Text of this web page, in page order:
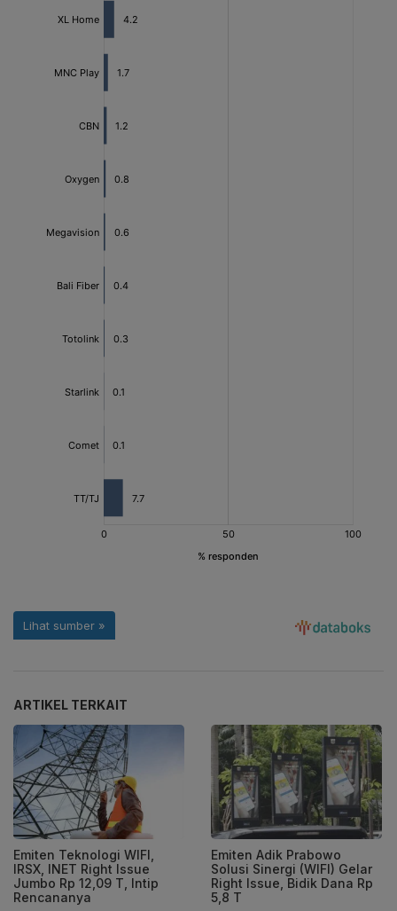
ARTIKEL TERKAIT
Emiten Teknologi WIFI,
IRSX, INET Right Issue
Jumbo Rp 12,09 T, Intip
Rencananya
Emiten Adik Prabowo
Solusi Sinergi (WIFI) Gelar
Right Issue, Bidik Dana Rp
5,8 T